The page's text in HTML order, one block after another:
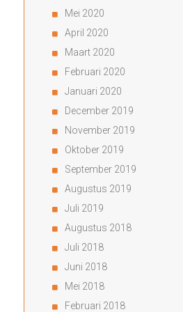
Mei 2020
April 2020
Maart 2020
Februari 2020
Januari 2020
December 2019
November 2019
Oktober 2019
September 2019
Augustus 2019
Juli 2019
Augustus 2018
Juli 2018
Juni 2018
Mei 2018
Februari 2018